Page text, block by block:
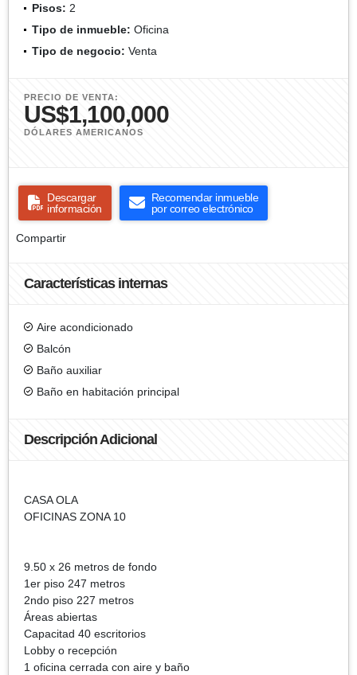
Pisos: 2
Tipo de inmueble: Oficina
Tipo de negocio: Venta
PRECIO DE VENTA:
US$1,100,000
DÓLARES AMERICANOS
Descargar
información
Recomendar inmueble
por correo electrónico
Compartir
Características internas
Aire acondicionado
Balcón
Baño auxiliar
Baño en habitación principal
Descripción Adicional
CASA OLA
OFICINAS ZONA 10
9.50 x 26 metros de fondo
1er piso 247 metros
2ndo piso 227 metros
Áreas abiertas
Capacitad 40 escritorios
Lobby o recepción
1 oficina cerrada con aire y baño